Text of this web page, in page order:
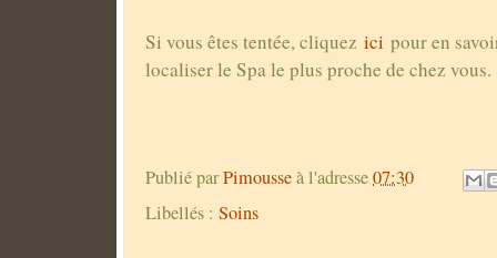
Si vous êtes tentée, cliquez ici pour en
localiser le Spa le plus proche de chez
Publié parPimousseà l'adresse07:30
Libellés : Soins